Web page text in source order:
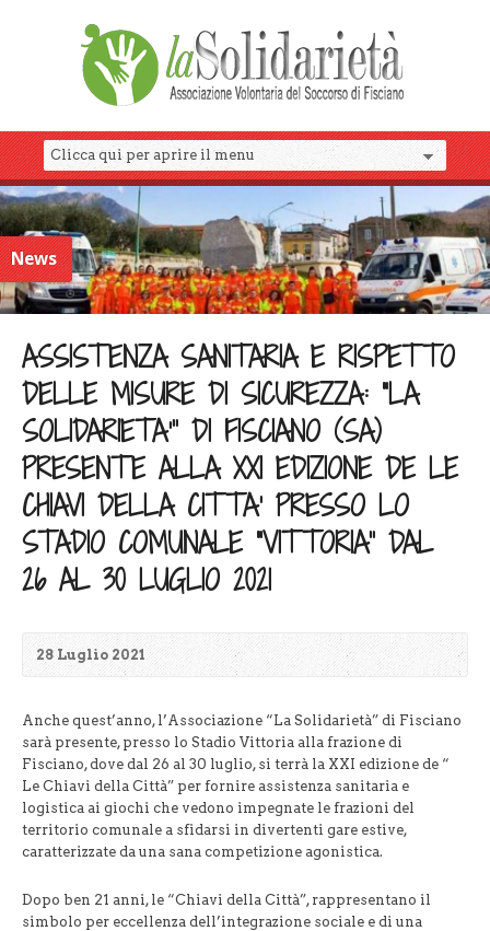
News
ASSISTENZA SANITARIA E RISPETTO
DELLE MISURE DI SICUREZZA: “LA
SOLIDARIETA’” DI FISCIANO (SA)
PRESENTE ALLA XXI EDIZIONE DE LE
CHIAVI DELLA CITTA’ PRESSO LO
STADIO COMUNALE “VITTORIA” DAL
26 AL 30 LUGLIO 2021
28 Luglio 2021
Anche quest’anno, l’Associazione “La Solidarietà” di Fisciano
sarà presente, presso lo Stadio Vittoria alla frazione di
Fisciano, dove dal 26 al 30 luglio, si terrà la XXI edizione de “
Le Chiavi della Città” per fornire assistenza sanitaria e
logistica ai giochi che vedono impegnate le frazioni del
territorio comunale a sfidarsi in divertenti gare estive,
caratterizzate da una sana competizione agonistica.
Dopo ben 21 anni, le “Chiavi della Città”, rappresentano il
simbolo per eccellenza dell’integrazione sociale e di una